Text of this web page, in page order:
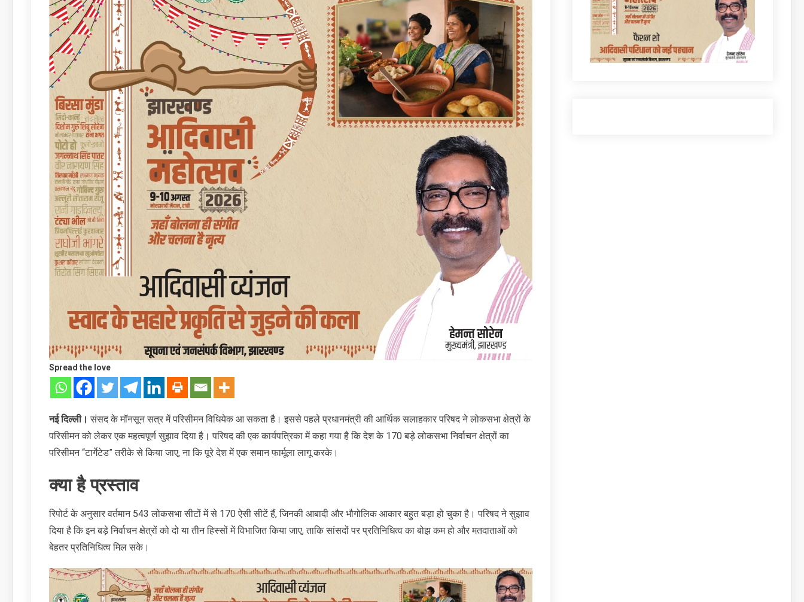
Spread the love
नई दिल्‍ली। संसद के मॉनसून सत्र में परिसीमन विधियेक आ सकता है। इससे पहले प्रधानमंत्री की आर्थिक सलाहकार परिषद ने लोकसभा क्षेत्रों के
परिसीमन को लेकर एक महत्वपूर्ण सुझाव दिया है। परिषद की एक कार्यपत्रिका में कहा गया है कि देश के 170 बड़े लोकसभा निर्वाचन क्षेत्रों का
परिसीमन “टार्गेटेड” तरीके से किया जाए, ना कि पूरे देश में एक समान फार्मूला लागू करके।
क्या है प्रस्ताव
रिपोर्ट के अनुसार वर्तमान 543 लोकसभा सीटों में से 170 ऐसी सीटें हैं, जिनकी आबादी और भौगोलिक आकार बहुत बड़ा हो चुका है। परिषद ने सुझाव
दिया है कि इन बड़े निर्वाचन क्षेत्रों को दो या तीन हिस्सों में विभाजित किया जाए, ताकि सांसदों पर प्रतिनिधित्व का बोझ कम हो और मतदाताओं को
बेहतर प्रतिनिधित्व मिल सके।